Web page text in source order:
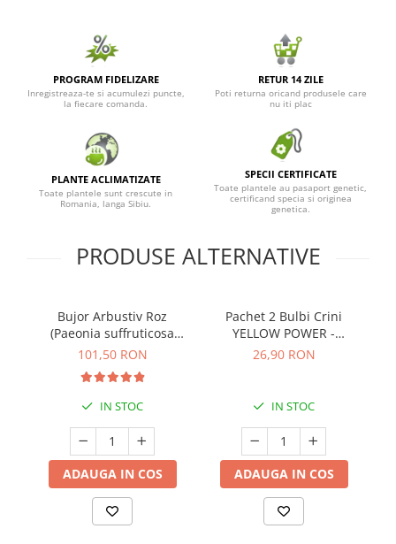
PROGRAM FIDELIZARE
Inregistreaza-te si acumulezi puncte,
la fiecare comanda.
RETUR 14 ZILE
Poti returna oricand produsele care
nu iti plac
PLANTE ACLIMATIZATE
Toate plantele sunt crescute in
Romania, langa Sibiu.
SPECII CERTIFICATE
Toate plantele au pasaport genetic,
certificand specia si originea
genetica.
PRODUSE ALTERNATIVE
Bujor Arbustiv Roz
(Paeonia suffruticosa
Beautiful Pink) - Plantă
101,50 RON
IN STOC
ADAUGA IN COS
Pachet 2 Bulbi Crini
YELLOW POWER -
Cod:108.475
26,90 RON
IN STOC
ADAUGA IN COS